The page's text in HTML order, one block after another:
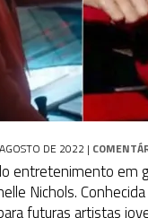
DE 2022 |
entretenimento em
Nichols.
futuras artistas